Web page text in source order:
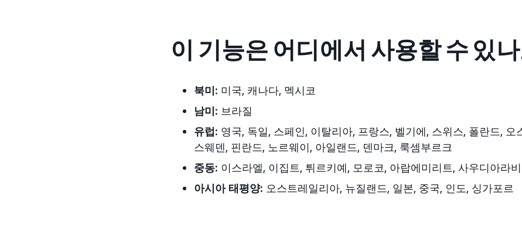
이 기능은 어디에서 사용할 수 있
북미: 미국, 캐나다, 멕시코
남미: 브라질
유럽: 영국, 독일, 스페인, 이탈리아, 프랑스, 벨기에, 스위스, 폴란드, 오
스웨덴, 핀란드, 노르웨이, 아일랜드, 덴마크, 룩셈부르크
중동: 이스라엘, 이집트, 튀르키예, 모로코, 아랍에미리트, 사우디아라
아시아 태평양: 오스트레일리아, 뉴질랜드, 일본, 중국, 인도, 싱가포르